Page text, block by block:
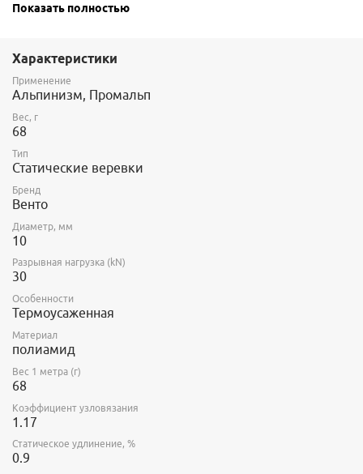
Внимание: в связи с дефицитом цветных нитей у
фото. Если вам необходим строго определенный цвет,
обязательно уточните у продавца, какой именно сейчас в
наличии. Если цвет не совпадает, возможно мы сможем
подобрать вам веревку другой модели.
Показать полностью
Характеристики
Применение
Альпинизм, Промальп
Вес, г
68
Тип
Статические веревки
Бренд
Венто
Диаметр, мм
10
Разрывная нагрузка (kN)
30
Особенности
Термоусаженная
Материал
полиамид
Вес 1 метра (г)
68
Коэффициент узловязания
1.17
Статическое удлинение, %
0.9